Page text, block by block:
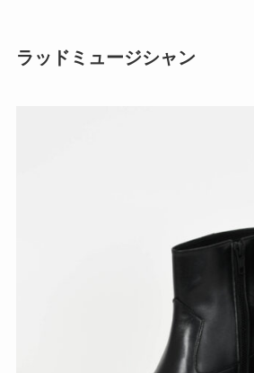
ラッドミュージシャン